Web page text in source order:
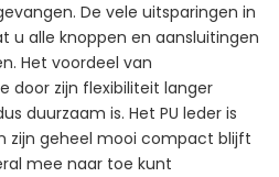
De vele uitsparingen in
u alle knoppen en aansluitingen
Het voordeel van
door zijn flexibiliteit langer
duurzaam is. Het PU leder is
zijn geheel mooi compact blijft
mee naar toe kunt